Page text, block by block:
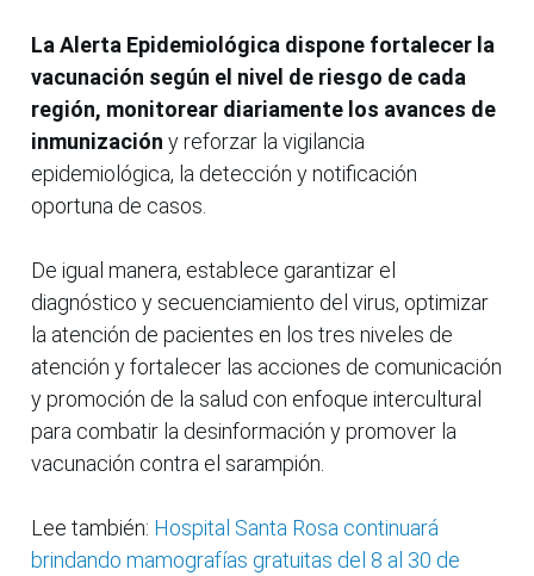
La Alerta Epidemiológica dispone fortalecer la
vacunación según el nivel de riesgo de cada
región, monitorear diariamente los avances de
inmunización y reforzar la vigilancia
epidemiológica, la detección y notificación
oportuna de casos.
De igual manera, establece garantizar el
diagnóstico y secuenciamiento del virus, optimizar
la atención de pacientes en los tres niveles de
atención y fortalecer las acciones de comunicación
y promoción de la salud con enfoque intercultural
para combatir la desinformación y promover la
vacunación contra el sarampión.
Lee también: Hospital Santa Rosa continuará
brindando mamografías gratuitas del 8 al 30 de